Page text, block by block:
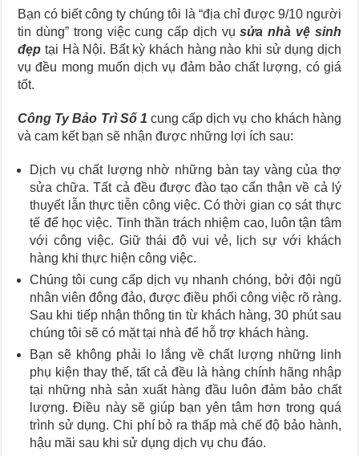
Bạn có biết công ty chúng tôi là “địa chỉ được 9/10 người
tin dùng” trong việc cung cấp dịch vụsửa nhà vệ sinh
đẹp tại Hà Nội. Bất kỳ khách hàng nào khi sử dụng dịch
vụ đều mong muốn dịch vụ đảm bảo chất lượng, có giá
tốt.
Công Ty Bảo Trì Số 1 cung cấp dịch vụ cho khách hàng
và cam kết bạn sẽ nhận được những lợi ích sau:
Dịch vụ chất lượng nhờ những bàn tay vàng của thợ
sửa chữa. Tất cả đều được đào tạo cẩn thận về cả lý
thuyết lẫn thực tiễn công việc. Có thời gian cọ sát thực
tế để học việc. Tinh thần trách nhiệm cao, luôn tận tâm
với công việc. Giữ thái độ vui vẻ, lịch sự với khách
hàng khi thực hiện công việc.
Chúng tôi cung cấp dịch vụ nhanh chóng, bởi đội ngũ
nhân viên đông đảo, được điều phối công việc rõ ràng.
Sau khi tiếp nhận thông tin từ khách hàng, 30 phút sau
chúng tôi sẽ có mặt tại nhà để hỗ trợ khách hàng.
Bạn sẽ không phải lo lắng về chất lượng những linh
phụ kiện thay thế, tất cả đều là hàng chính hãng nhập
tại những nhà sản xuất hàng đầu luôn đảm bảo chất
lượng. Điều này sẽ giúp bạn yên tâm hơn trong quá
trình sử dụng. Chi phí bỏ ra thấp mà chế độ bảo hành,
hậu mãi sau khi sử dụng dịch vụ chu đáo.